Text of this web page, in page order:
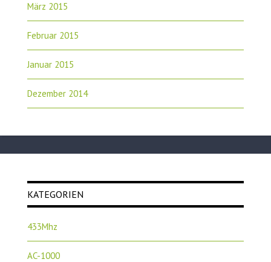
März 2015
Februar 2015
Januar 2015
Dezember 2014
KATEGORIEN
433Mhz
AC-1000